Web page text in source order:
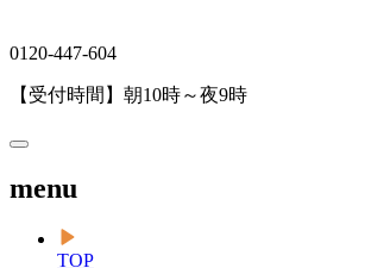
0120-447-604
【受付時間】朝10時～夜9時
menu
TOP